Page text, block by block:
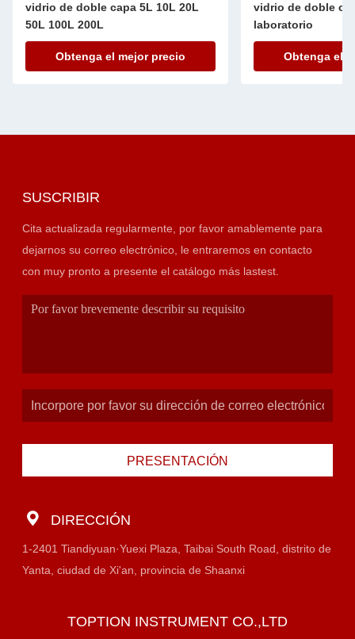
5L 10L 20L
mejor precio
vidrio de doble capa para
Obtenga el mejor precio
SUSCRIBIR
Cita actualizada regularmente, por favor amablemente para
dejarnos su correo electrónico, le entraremos en contacto
con muy pronto a presente el catálogo más lastest.
PRESENTACIÓN
DIRECCIÓN
1-2401 Tiandiyuan·Yuexi Plaza, Taibai South Road, distrito de
Yanta, ciudad de Xi'an, provincia de Shaanxi
TOPTION INSTRUMENT CO.,LTD